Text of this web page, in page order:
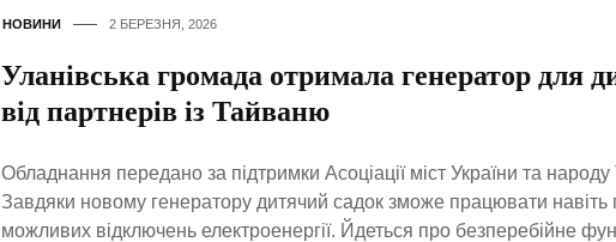
НОВИНИ 2 БЕРЕЗНЯ, 2026
Уланівська громада отримала генератор для
від партнерів із Тайваню
Обладнання передано за підтримки Асоціації міст України та
Завдяки новому генератору дитячий садок зможе працювати навіть
можливих відключень електроенергії. Йдеться про безперебійне